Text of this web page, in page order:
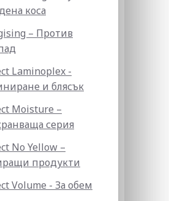
коса
– Против
Laminoplex -
и блясък
Moisture –
серия
No Yellow –
продукти
Volume - За обем